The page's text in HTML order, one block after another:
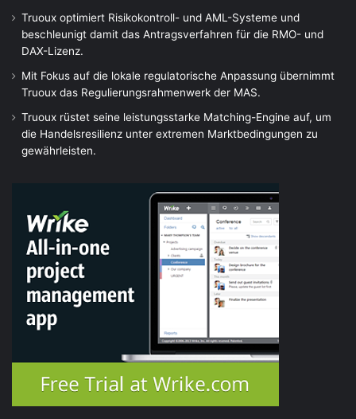
Truoux optimiert Risikokontroll- und AML-Systeme und
beschleunigt damit das Antragsverfahren für die RMO- und
DAX-Lizenz.
Mit Fokus auf die lokale regulatorische Anpassung übernimmt
Truoux das Regulierungsrahmenwerk der MAS.
Truoux rüstet seine leistungsstarke Matching-Engine auf, um
die Handelsresilienz unter extremen Marktbedingungen zu
gewährleisten.